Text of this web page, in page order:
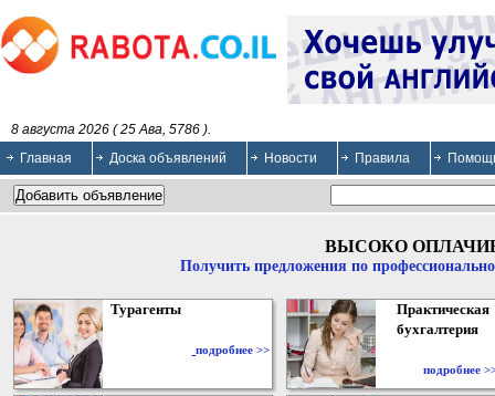
8 августа 2026 ( 25 Ава, 5786 ).
Главная
Доска объявлений Новости Правила
ВЫСОКО
Получить предложения по
Турагенты
подробнее >>
Практическая
бухгалтерия
подробнее